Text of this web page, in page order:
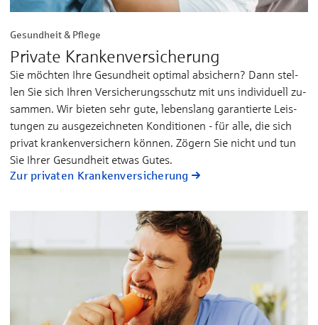
Gesundheit & Pflege
Private Kranken­versicherung
Sie möchten Ihre Ge­sund­heit op­ti­mal ab­si­chern? Dann stel­
len Sie sich Ih­­ren Ver­si­che­rungs­­schutz mit uns in­di­vi­­duell zu­­
sam­men. Wir bie­­ten sehr gu­te, le­bens­­lang ga­ran­­tier­­te Leis­
tun­gen zu aus­­ge­­zeich­­ne­ten Kon­di­­tio­nen - für al­le, die sich
pri­vat kran­­ken­­ver­­si­chern kön­nen. Zö­gern Sie nicht und tun
Sie Ih­rer Ge­sund­­heit et­was Gu­tes.
Zur privaten Kranken­versicherung